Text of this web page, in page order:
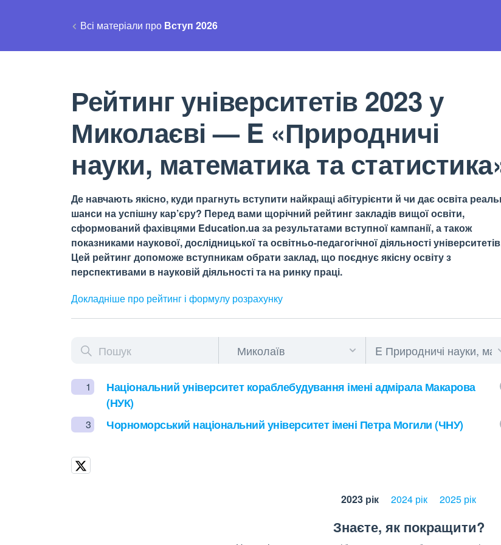
Всі матеріали про Вступ 2026
Рейтинг університетів 2023 у
Миколаєві — E «Природничі
науки, математика та
Де навчають якісно, куди прагнуть вступити найкращі абітурієнти й чи дає освіта
шанси на успішну кар’єру? Перед вами щорічний рейтинг закладів вищої освіти,
сформований фахівцями Education.ua за результатами вступної кампанії, а також
показниками наукової, дослідницької та освітньо-педагогічної діяльності
Цей рейтинг допоможе вступникам обрати заклад, що поєднує якісну освіту з
перспективами в науковій діяльності та на ринку праці.
Докладніше про рейтинг і формулу розрахунку
1
Національний університет кораблебудування імені адмірала Макарова
(НУК)
3 Чорноморський національний університет імені Петра Могили (ЧНУ)
2023 рік 2024 рік 2025 рік
Знаєте, як покращити?